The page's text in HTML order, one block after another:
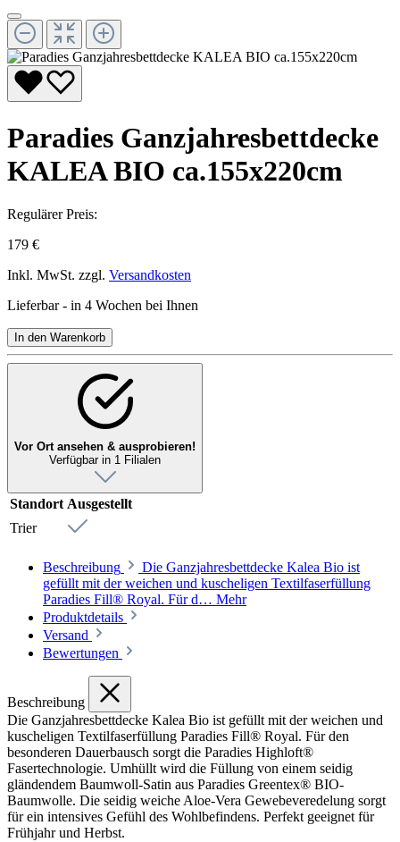
Paradies Ganzjahresbettdecke
KALEA BIO ca.155x220cm
Regulärer Preis:
179 €
Inkl. MwSt. zzgl. Versandkosten
Lieferbar - in 4 Wochen bei Ihnen
In den Warenkorb
Vor Ort ansehen & ausprobieren!
Verfügbar in 1 Filialen
Standort Ausgestellt
Trier
Beschreibung
Die Ganzjahresbettdecke Kalea Bio ist
gefüllt mit der weichen und kuscheligen Textilfaserfüllung
Paradies Fill® Royal. Für d… Mehr
Produktdetails
Versand
Bewertungen
Beschreibung
Die Ganzjahresbettdecke Kalea Bio ist gefüllt mit der weichen und
kuscheligen Textilfaserfüllung Paradies Fill® Royal. Für den
besonderen Dauerbausch sorgt die Paradies Highloft®
Fasertechnologie. Umhüllt wird die Füllung von einem seidig
gländendem Baumwoll-Satin aus Paradies Greentex® BIO-
Baumwolle. Die seidig weiche Aloe-Vera Gewebeveredelung sorgt
für ein intensives Gefühl des Wohlbefindens. Perfekt geeignet für
Frühjahr und Herbst.